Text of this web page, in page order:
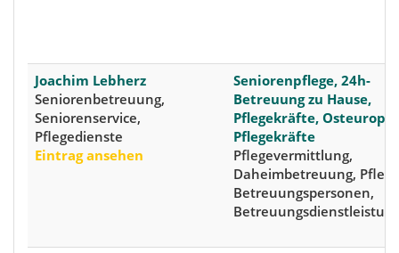
Joachim Lebherz
Seniorenbetreuung,
Seniorenservice,
Pflegedienste
Eintrag ansehen
Seniorenpflege, 24h-
Betreuung zu Hause,
Pflegekräfte,
Pflegekräfte
Pflegevermittlung,
Daheimbetreuung,
Betreuungspersonen,